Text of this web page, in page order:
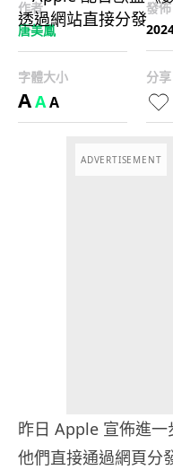
作者
唐美鳳
發
字體大小
AAA
分享
ADVERTISEMENT
昨日 Apple 宣佈進
他們直接通過網頁分